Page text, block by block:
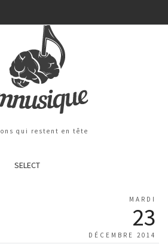
qui restent en tête
SELECT
MARDI
23
DÉCEMBRE 2014